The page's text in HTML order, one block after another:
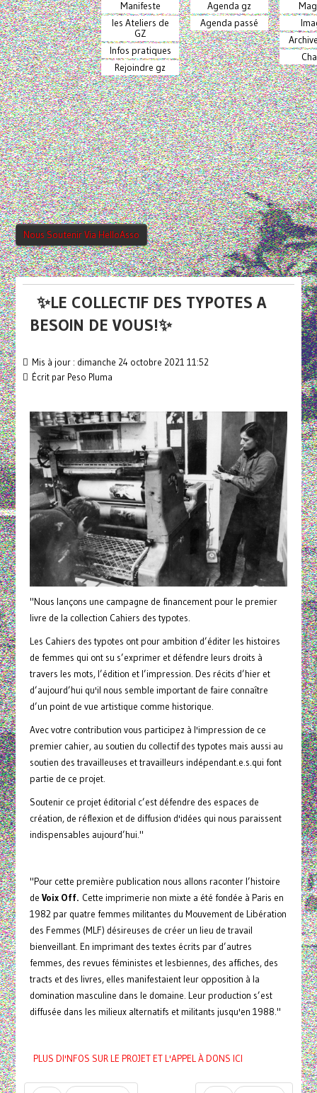
Manifeste
les Ateliers de
GZ
Infos pratiques
Rejoindre gz
Agenda gz
Agenda passé
Nous Soutenir Via HelloAsso
✨LE COLLECTIF DES TYPOTES A
BESOIN DE VOUS!✨
Mis à jour : dimanche 24 octobre 2021 11:52
Écrit par Peso Pluma
"Nous lançons une campagne de financement pour le premier
livre de la collection Cahiers des typotes.
Les Cahiers des typotes ont pour ambition d’éditer les histoires
de femmes qui ont su s’exprimer et défendre leurs droits à
travers les mots, l’édition et l’impression. Des récits d’hier et
d’aujourd’hui qu'il nous semble important de faire connaître
d’un point de vue artistique comme historique.
Avec votre contribution vous participez à l'impression de ce
premier cahier, au soutien du collectif des typotes mais aussi au
soutien des travailleuses et travailleurs indépendant.e.s.qui font
partie de ce projet.
Soutenir ce projet éditorial c’est défendre des espaces de
création, de réflexion et de diffusion d'idées qui nous paraissent
indispensables aujourd’hui."
"Pour cette première publication nous allons raconter l’histoire
de Voix Off.Cette imprimerie non mixte a été fondée à Paris en
1982 par quatre femmes militantes du Mouvement de Libération
des Femmes (MLF) désireuses de créer un lieu de travail
bienveillant. En imprimant des textes écrits par d’autres
femmes, des revues féministes et lesbiennes, des affiches, des
tracts et des livres, elles manifestaient leur opposition à la
domination masculine dans le domaine. Leur production s’est
diffusée dans les milieux alternatifs et militants jusqu'en 1988."
PLUS DI'NFOS SUR LE PROJET ET L'APPEL À DONS ICI